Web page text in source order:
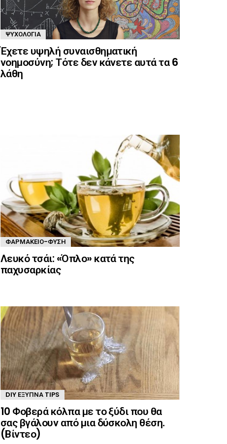
ΨΥΧΟΛΟΓΊΑ
Έχετε υψηλή συναισθηματική
νοημοσύνη; Τότε δεν κάνετε αυτά τα 6
λάθη
ΦΑΡΜΑΚΕΊΟ-ΦΎΣΗ
Λευκό τσάι: «Όπλο» κατά της
παχυσαρκίας
DIY ΈΞΥΠΝΑ TIPS
10 Φοβερά κόλπα με το ξύδι που θα
σας βγάλουν από μια δύσκολη θέση.
(Βίντεο)